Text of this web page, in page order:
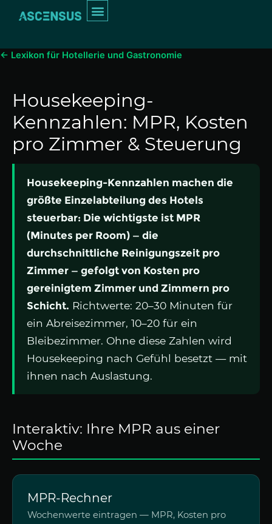
springen
← Lexikon für Hotellerie und Gastronomie
Housekeeping-
Kennzahlen: MPR, Kosten
pro Zimmer & Steuerung
Housekeeping-Kennzahlen machen die
größte Einzelabteilung des Hotels
steuerbar: Die wichtigste ist MPR
(Minutes per Room) — die
durchschnittliche Reinigungszeit pro
Zimmer — gefolgt von Kosten pro
gereinigtem Zimmer und Zimmern pro
Schicht. Richtwerte: 20–30 Minuten für
ein Abreisezimmer, 10–20 für ein
Bleibezimmer. Ohne diese Zahlen wird
Housekeeping nach Gefühl besetzt — mit
ihnen nach Auslastung.
Interaktiv: Ihre MPR aus einer
Woche
MPR-Rechner
Wochenwerte eintragen — MPR, Kosten pro